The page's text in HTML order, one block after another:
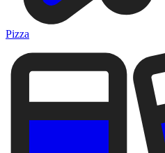
Pizza